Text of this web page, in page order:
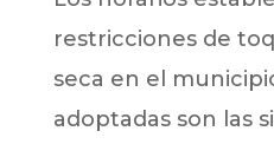
restricciones de
seca en el
adoptadas son las